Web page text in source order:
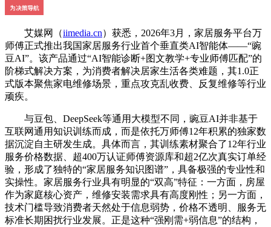
艾媒网（iimedia.cn）获悉，2026年3月，家居服务平台万
师傅正式推出我国家居服务行业首个垂直类AI智能体——“豌
豆AI”。该产品通过“AI智能诊断+图文教学+专业师傅匹配”的
阶梯式解决方案，为消费者解决居家生活各类难题，其1.0正
式版本聚焦家电维修场景，重点攻克乱收费、反复维修等行业
顽疾。
与豆包、DeepSeek等通用大模型不同，豌豆AI并非基于
互联网通用知识训练而成，而是依托万师傅12年积累的独家数
据沉淀自主研发生成。具体而言，其训练素材聚合了12年行业
服务价格数据、超400万认证师傅资源库和超2亿次真实订单经
验，形成了独特的“家居服务知识图谱”，具备极强的专业性和
实操性。家居服务行业具有明显的“双高”特征：一方面，房屋
作为家庭核心资产，维修安装需求具有高度刚性；另一方面，
技术门槛导致消费者天然处于信息弱势，价格不透明、服务无
标准长期困扰行业发展。正是这种“强刚需+弱信息”的结构，